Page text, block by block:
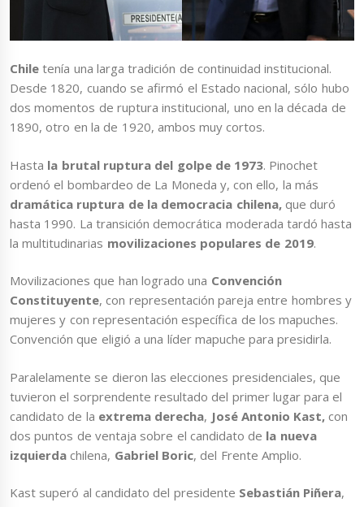
Chile tenía una larga tradición de continuidad institucional.
Desde 1820, cuando se afirmó el Estado nacional, sólo hubo
dos momentos de ruptura institucional, uno en la década de
1890, otro en la de 1920, ambos muy cortos.
Hasta la brutal ruptura del golpe de 1973. Pinochet
ordenó el bombardeo de La Moneda y, con ello, la más
dramática ruptura de la democracia chilena,que duró
hasta 1990. La transición democrática moderada tardó hasta
la multitudinarias movilizaciones populares de 2019.
Movilizaciones que han logrado una Convención
Constituyente, con representación pareja entre hombres y
mujeres y con representación específica de los mapuches.
Convención que eligió a una líder mapuche para presidirla.
Paralelamente se dieron las elecciones presidenciales, que
tuvieron el sorprendente resultado del primer lugar para el
candidato de la extrema derecha, José Antonio Kast, con
dos puntos de ventaja sobre el candidato de la nueva
izquierdachilena, Gabriel Boric, del Frente Amplio.
Kast superó al candidato del presidente Sebastián Piñera,